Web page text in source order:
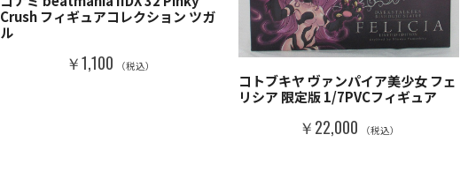
Crush フィギュアコレクション ツガ
ル
￥1,100 （税込）
コトブキヤ ヴァンパイア美少女 フェ
リシア 限定版 1/7PVCフィギュア
￥22,000 （税込）